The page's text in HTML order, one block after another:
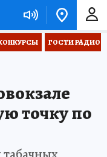
ГОСТИ РАДИО
точку по